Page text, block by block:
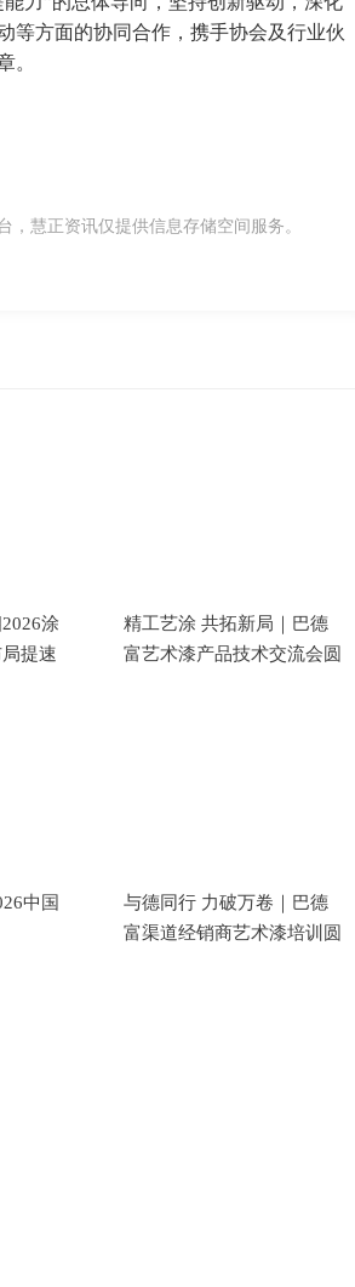
等方面的协同合作，携手协会及行业伙
。
慧正资讯仅提供信息存储空间服务。
涂
提速
精工艺涂 共拓新局｜巴德
富艺术漆产品技术交流会圆
中国
与德同行 力破万卷｜巴德
富渠道经销商艺术漆培训圆